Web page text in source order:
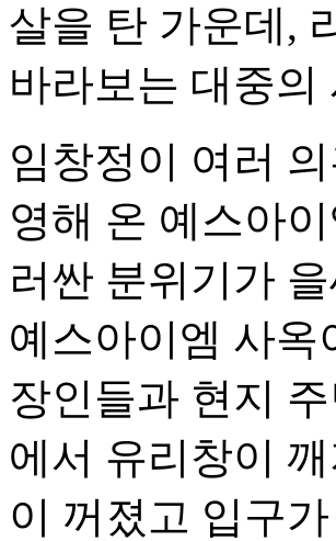
살을 탄 가운데,
바라보는 대중의
임창정이 여러
영해 온 예스아
러싼 분위기가
예스아이엠 사옥
장인들과 현지
에서 유리창이
이 꺼졌고 입구